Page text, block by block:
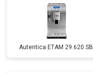
Autentica ETAM 29.620 SB